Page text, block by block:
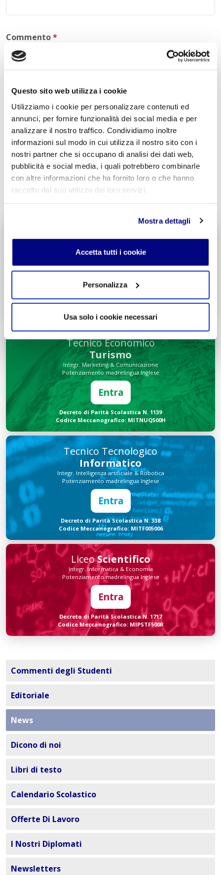
Questo sito web utilizza i cookie
Utilizziamo i cookie per personalizzare contenuti ed
annunci, per fornire funzionalità dei social media e per
analizzare il nostro traffico. Condividiamo inoltre
informazioni sul modo in cui utilizza il nostro sito con i
nostri partner che si occupano di analisi dei dati web,
pubblicità e social media, i quali potrebbero combinarle
con altre informazioni che ha fornito loro o che hanno
raccolto dal suo utilizzo dei loro servizi.
Mostra dettagli
Accetta tutti i cookie
Personalizza
Usa solo i cookie necessari
Commento*
INVIA COMMENTO
Economico Sociale
Integr. Psicologia & Sociologia
Potenziamento madrelingua Inglese
Entra
Decreto di Parità Scolastica N. 2684
Tecnico Economico
Turismo
Integr. Marketing & Comunicazione
Potenziamento madrelingua Inglese
Entra
Decreto di Parità Scolastica N. 1139
Codice Meccanografico: MITNUQ500H
Tecnico Tecnologico
Informatico
Integr. Intelligenza artificiale & Robotica
Potenziamento madrelingua Inglese
Entra
Decreto di Parità Scolastica N. 338
Codice Meccanografico: MITF005006
LiceoScientifico
Integr. Informatica & Economia
Potenziamento madrelingua Inglese
Entra
Decreto di Parità Scolastica N. 1717
Codice Meccanografico: MIPSTF500R
Commenti degli Studenti
Editoriale
News
Dicono di noi
Libri di testo
Calendario Scolastico
Offerte Di Lavoro
I Nostri Diplomati
Newsletters